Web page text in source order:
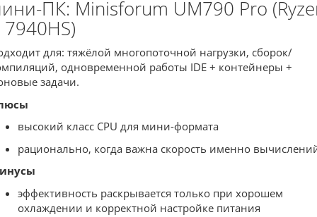
ПК: Minisforum UM790 Pro
для: тяжёлой многопоточной нагрузки, сборок/
одновременной работы IDE + контейнеры +
задачи.
высокий класс CPU для мини-формата
рационально, когда важна скорость именно
эффективность раскрывается только при хорошем
охлаждении и корректной настройке питания